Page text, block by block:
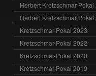
Herbert Kretzschmar Pokal
Herbert Kretzschmar Pokal
Kretzschmar-Pokal 2023
Kretzschmar-Pokal 2022
Kretzschmar-Pokal 2020
Kretzschmar-Pokal 2019